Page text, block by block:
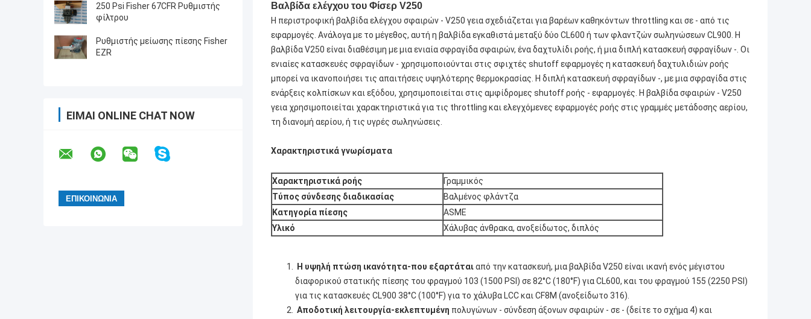
250 Psi Fisher 67CFR Ρυθμιστής
φίλτρου
Ρυθμιστής μείωσης πίεσης Fisher
EZR
ΕΊΜΑΙ ONLINE CHAT NOW
Βαλβίδα ελέγχου του Φίσερ V250
Η περιστροφική βαλβίδα ελέγχου σφαιρών ‐ V250 γεια σχεδιάζεται για βαρέων καθηκόντων throttling και σε ‐ από τις
εφαρμογές. Ανάλογα με το μέγεθος, αυτή η βαλβίδα εγκαθιστά μεταξύ δύο CL600 ή των φλαντζών σωληνώσεων CL900. Η
βαλβίδα V250 είναι διαθέσιμη με μια ενιαία σφραγίδα σφαιρών, ένα δαχτυλίδι ροής, ή μια διπλή κατασκευή σφραγίδων ‐. Οι
ενιαίες κατασκευές σφραγίδων ‐ χρησιμοποιούνται στις σφιχτές shutoff εφαρμογές η κατασκευή δαχτυλιδιών ροής
μπορεί να ικανοποιήσει τις απαιτήσεις υψηλότερης θερμοκρασίας. Η διπλή κατασκευή σφραγίδων ‐, με μια σφραγίδα στις
ενάρξεις κολπίσκων και εξόδου, χρησιμοποιείται στις αμφίδρομες shutoff ροής ‐ εφαρμογές. Η βαλβίδα σφαιρών ‐ V250
γεια χρησιμοποιείται χαρακτηριστικά για τις throttling και ελεγχόμενες εφαρμογές ροής στις γραμμές μετάδοσης αερίου,
τη διανομή αερίου, ή τις υγρές σωληνώσεις.
Χαρακτηριστικά γνωρίσματα
Χαρακτηριστικά ροής
Γραμμικός
Τύπος σύνδεσης διαδικασίας
Βαλμένος φλάντζα
Κατηγορία πίεσης
ASME
Υλικό
Χάλυβας άνθρακα, ανοξείδωτος, διπλός
Η υψηλή πτώση ικανότητα-που εξαρτάταιαπό την κατασκευή, μια βαλβίδα V250 είναι ικανή ενός μέγιστου
διαφορικού στατικής πίεσης του φραγμού 103 (1500 PSI) σε 82°C (180°F) για CL600, και του φραγμού 155 (2250 PSI)
για τις κατασκευές CL900 38°C (100°F) για το χάλυβα LCC και CF8M (ανοξείδωτο 316).
Αποδοτική λειτουργία-εκλεπτυμένη πολυγώνων ‐ σύνδεση άξονων σφαιρών ‐ σε ‐ (δείτε το σχήμα 4) και